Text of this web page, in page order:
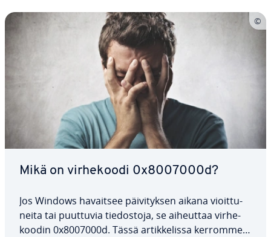
Mikä on vir­he­koo­di 0x8007000d?
Jos Windows havaitsee päi­vi­tyk­sen aikana vioit­tu­
nei­ta tai puuttuvia tie­dos­to­ja, se aiheuttaa vir­he­
koo­din 0x8007000d. Tässä ar­tik­ke­lis­sa kerromme,